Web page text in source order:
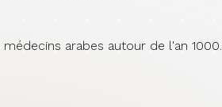
arabes autour de l'an 1000.